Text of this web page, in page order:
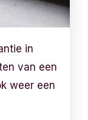
in
van een
weer een